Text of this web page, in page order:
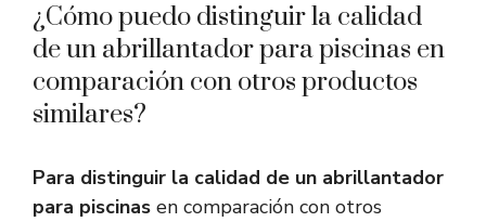
¿Cómo puedo distinguir la calidad
de un abrillantador para piscinas en
comparación con otros productos
similares?
Para distinguir la calidad de un abrillantador
para piscinas en comparación con otros